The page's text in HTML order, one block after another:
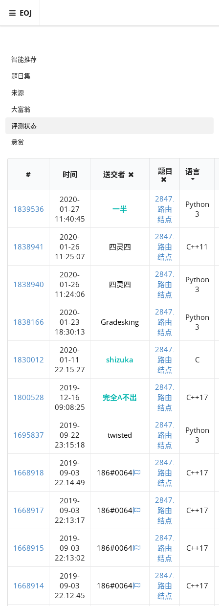
EOJ
智能推荐
题目集
来源
大富翁
评测状态
悬赏
# 时间 送交者 题目 语言
1839536
2020-
01-27
11:40:45
一半
2847.
路由
结点
Python
3
1838941
2020-
01-26
11:25:07
四灵四
2847.
路由
结点
C++11
1838940
2020-
01-26
11:24:06
四灵四
2847.
路由
结点
Python
3
1838166
2020-
01-23
18:30:13
Gradesking
2847.
路由
结点
Python
3
1830012
2020-
01-11
22:15:27
shizuka
2847.
路由
结点
C
1800528
2019-
12-16
09:08:25
完全A不出
2847.
路由
结点
C++17
1695837
2019-
09-22
23:15:18
twisted
2847.
路由
结点
Python
3
1668918
2019-
09-03
22:14:49
186#0064
2847.
路由
结点
C++17
1668917
2019-
09-03
22:13:17
186#0064
2847.
路由
结点
C++17
1668915
2019-
09-03
22:13:02
186#0064
2847.
路由
结点
C++17
1668914
2019-
09-03
22:12:45
186#0064
2847.
路由
结点
C++17